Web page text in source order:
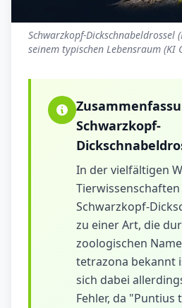
Schwarzkopf-
seinem typischen Lebensraum (KI
Schwarzkopf-
In der vielfältigen
Schwarzkopf-
zu einer Art, die
zoologischen
tetrazona bekannt
sich dabei
Fehler, da "Puntius